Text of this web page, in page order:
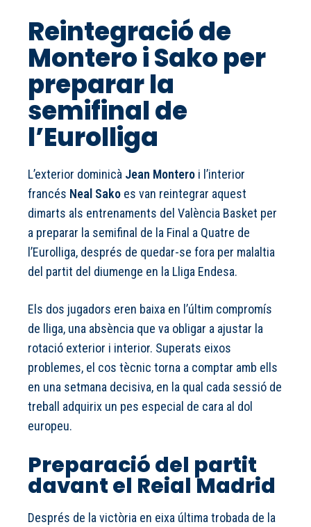
Reintegració de
Montero i Sako per
preparar la
semifinal de
l’Eurolliga
L’exterior dominicà Jean Montero i l’interior
francés Neal Sako es van reintegrar aquest
dimarts als entrenaments del València Basket per
a preparar la semifinal de la Final a Quatre de
l’Eurolliga, després de quedar-se fora per malaltia
del partit del diumenge en la Lliga Endesa.
Els dos jugadors eren baixa en l’últim compromís
de lliga, una absència que va obligar a ajustar la
rotació exterior i interior. Superats eixos
problemes, el cos tècnic torna a comptar amb ells
en una setmana decisiva, en la qual cada sessió de
treball adquirix un pes especial de cara al dol
europeu.
Preparació del partit
davant el Reial Madrid
Després de la victòria en eixa última trobada de la